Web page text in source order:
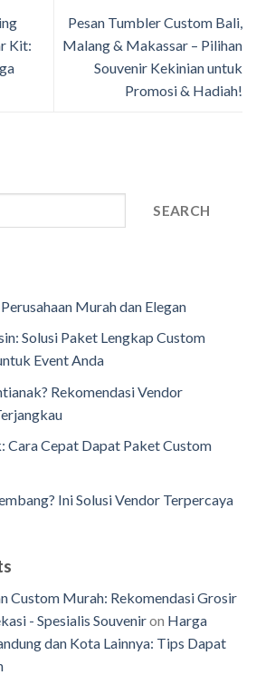
Kit:
Pesan Tumbler Custom Bali,
Malang & Makassar – Pilihan
Souvenir Kekinian untuk
Promosi & Hadiah!
SEARCH
Murah dan Elegan
Solusi Paket Lengkap Custom
Event Anda
Rekomendasi Vendor
Cara Cepat Dapat Paket Custom
Ini Solusi Vendor Terpercaya
Custom Murah: Rekomendasi Grosir
- Spesialis Souveniron Harga
dan Kota Lainnya: Tips Dapat